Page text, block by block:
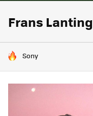
Frans Lanting
HOY SE HABLA DE
Sony